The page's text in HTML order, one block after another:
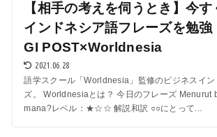
【相手の考えを伺うとき】今す
インドネシア語フレーズを勉
GI POST×Worldnesia
2021.06.28
語学スクール「Worldnesia」監修のビジネスイン
ズ。 Worldnesiaとは？ 今日のフレーズ Menurut
mana?レベル：★☆☆ 解説和訳 ○○にとって...